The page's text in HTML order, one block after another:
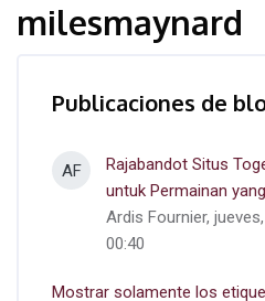
milesmaynard
Publicaciones de
AF
Rajabandot Situs
untuk Permainan
Ardis Fournier,
00:40
Mostrar solamente los